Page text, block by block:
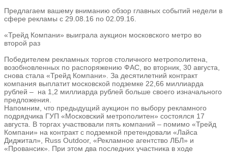
Предлагаем вашему вниманию обзор главных событий недели в
сфере рекламы с 29.08.16 по 02.09.16.
«Трейд Компани» выиграла аукцион московского метро во
второй раз
Победителем рекламных торгов столичного метрополитена,
возобновленных по распоряжению ФАС, во вторник, 30 августа,
снова стала «Трейд Компани». За десятилетний контракт
компания выплатит московской подземке 22,66 миллиарда
рублей – на 1,2 миллиарда рублей больше своего изначального
предложения.
Напомним, что предыдущий аукцион по выбору рекламного
подрядчика ГУП «Московский метрополитен» состоялся 17
августа. В торгах участвовали пять компаний – помимо «Трейд
Компани» на контракт с подземкой претендовали «Лайса
Диджитал», Russ Outdoor, «Рекламное агентство ЛБЛ» и
«Провансик». При этом два последних участника в ходе